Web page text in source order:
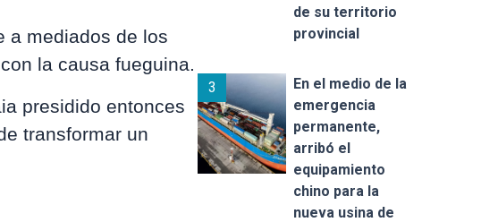
a mediados de los
la causa fueguina.
presidido entonces
transformar un
de su territorio
provincial
3
En el medio de la
emergencia
permanente,
arribó el
equipamiento
chino para la
nueva usina de